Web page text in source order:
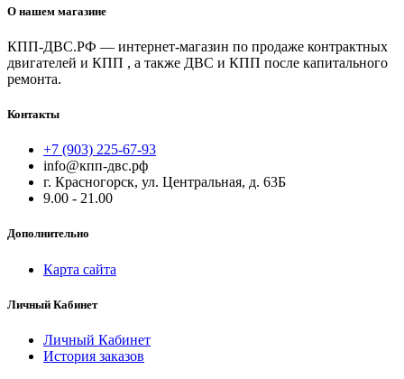
О нашем магазине
КПП-ДВС.РФ — интернет-магазин по продаже контрактных
двигателей и КПП , а также ДВС и КПП после капитального
ремонта.
Контакты
+7 (903) 225-67-93
info@кпп-двс.рф
г. Красногорск, ул. Центральная, д. 63Б
9.00 - 21.00
Дополнительно
Карта сайта
Личный Кабинет
Личный Кабинет
История заказов